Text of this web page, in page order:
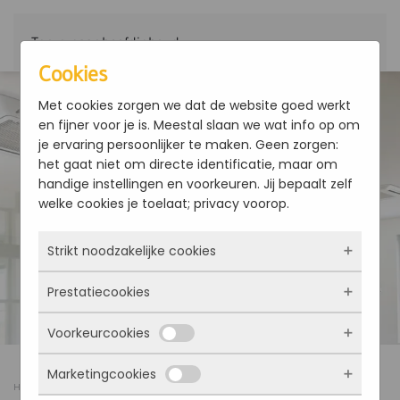
Terug naar hoofdinhoud
Home Zonnepanelen combineren met een warmtepomp
Cookies
Met cookies zorgen we dat de website goed werkt
en fijner voor je is. Meestal slaan we wat info op om
je ervaring persoonlijker te maken. Geen zorgen:
het gaat niet om directe identificatie, maar om
handige instellingen en voorkeuren. Jij bepaalt zelf
welke cookies je toelaat; privacy voorop.
Strikt noodzakelijke cookies
Deze cookies zorgen ervoor dat de website
überhaupt werkt. Ze zijn dus altijd actief en
kunnen niet worden uitgezet. Meestal worden
ze alleen geplaatst als jij iets doet, zoals
inloggen, een formulier invullen of je
Prestatiecookies
Met deze cookies zien we hoe vaak onze site
bezocht wordt, waar bezoekers vandaan
komen en welke pagina’s populair zijn. Zo
Voorkeurcookies
Deze cookies onthouden jouw voorkeuren.
Marketingcookies